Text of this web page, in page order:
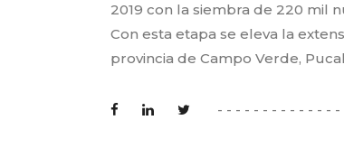
2019 con la siembra de 220 mil
Con esta etapa se eleva la
provincia de Campo Verde,